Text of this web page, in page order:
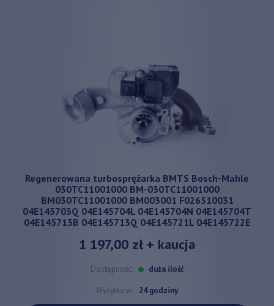
Regenerowana turbosprężarka BMTS Bosch-Mahle
030TC11001000 BM-030TC11001000
BM030TC11001000 BM003001 F026510031
04E145703Q 04E145704L 04E145704N 04E145704T
04E145713B 04E145713Q 04E145721L 04E145722E
1 197,00 zł + kaucja
Dostępność: duża ilość
Wysyłka w: 24 godziny